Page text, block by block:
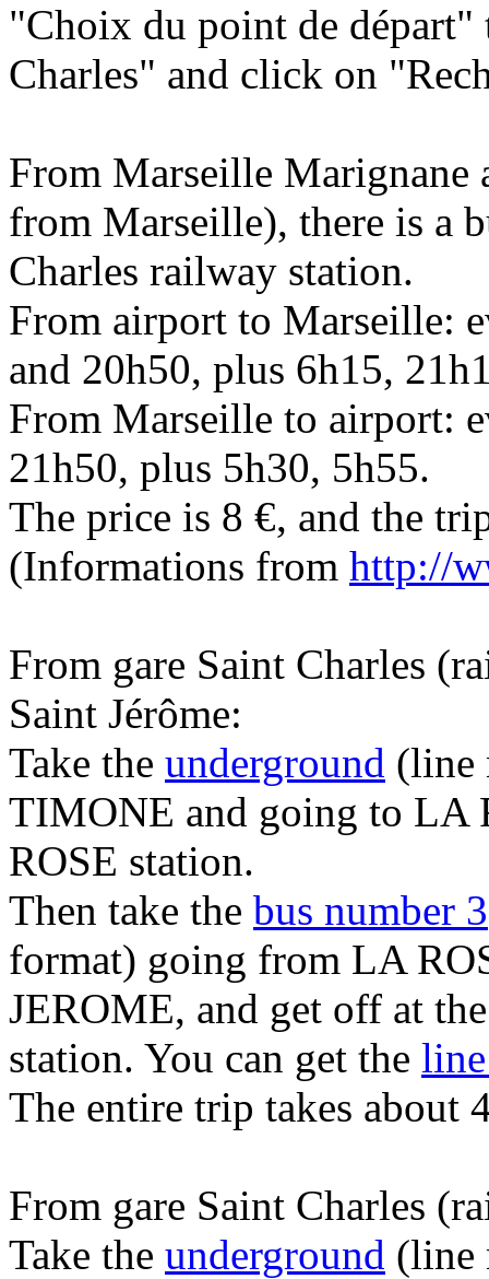
"Choix du point de départ"
Charles" and click on
From Marseille
from Marseille), there is a
Charles railway station.
From airport to Marseille:
and 20h50, plus 6h15,
From Marseille to airport:
21h50, plus 5h30, 5h55.
The price is 8 €, and the
(Informations from http://
From gare Saint Charles
Saint Jérôme:
Take the underground (line
TIMONE and going to LA
ROSE station.
Then take the bus number 3
format) going from LA
JEROME, and get off at
station. You can get the
The entire trip takes about
From gare Saint Charles
Take the underground (line